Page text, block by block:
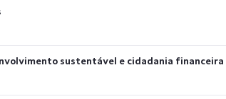
sustentável e cidadania financeira